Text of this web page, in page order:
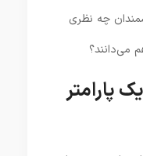
چه نظری
می‌دانند؟
پارامتر